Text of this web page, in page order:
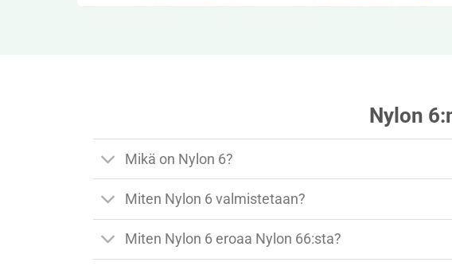
Nylon
Mikä on Nylon 6?
Miten Nylon 6 valmistetaan?
Miten Nylon 6 eroaa Nylon 66:sta?